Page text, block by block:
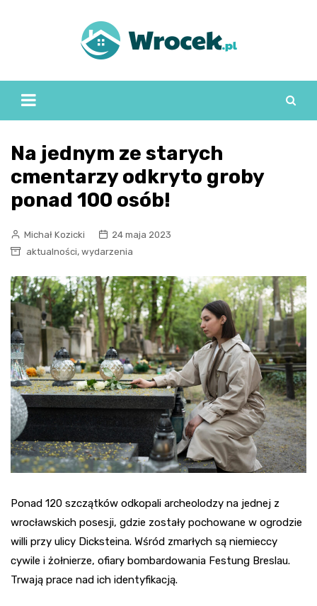
Na jednym ze starych
cmentarzy odkryto groby
ponad 100 osób!
Michał Kozicki
24 maja 2023
aktualności, wydarzenia
Ponad 120 szczątków odkopali archeolodzy na jednej z
wrocławskich posesji, gdzie zostały pochowane w ogrodzie
willi przy ulicy Dicksteina. Wśród zmarłych są niemieccy
cywile i żołnierze, ofiary bombardowania Festung Breslau.
Trwają prace nad ich identyfikacją.